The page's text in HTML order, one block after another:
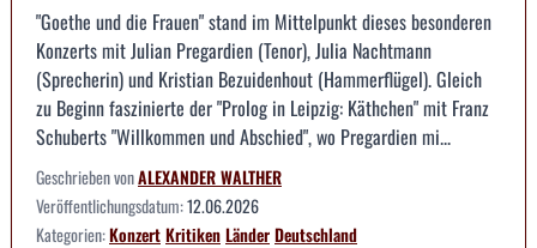
"Goethe und die Frauen" stand im Mittelpunkt dieses besonderen
Konzerts mit Julian Pregardien (Tenor), Julia Nachtmann
(Sprecherin) und Kristian Bezuidenhout (Hammerflügel). Gleich
zu Beginn faszinierte der "Prolog in Leipzig: Käthchen" mit Franz
Schuberts "Willkommen und Abschied", wo Pregardien mi...
Geschrieben vonALEXANDER WALTHER
Veröffentlichungsdatum:12.06.2026
Kategorien:KonzertKritikenLänderDeutschland